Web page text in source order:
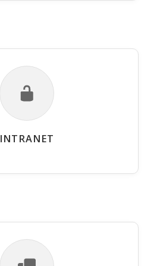
INTRANET